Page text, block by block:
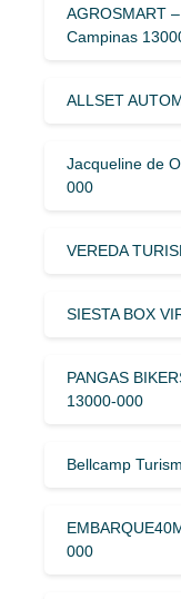
AGROSMART
Campinas
ALLSET
Jacqueline de
000
VEREDA
SIESTA BOX
PANGAS
13000-000
Bellcamp
000